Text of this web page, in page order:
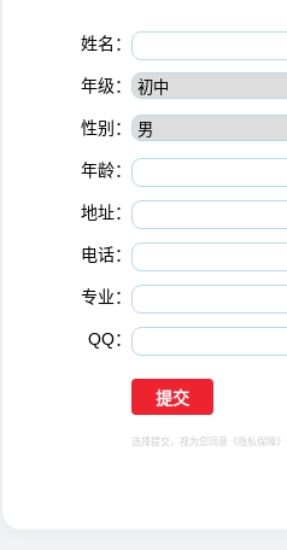
姓名：
年级：
性别：
年龄：
地址：
电话：
专业：
QQ：
选择提交，视为您同意 《隐私保障》